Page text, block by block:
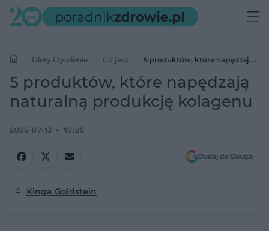
Diety i żywienie Co jesz
5 produktów, które napędzają
naturalną produkcję kolagenu
5 produktów, które napędzają
naturalną produkcję kolagenu
2025-07-13 10:25
Dodaj do Google
Kinga Goldstein